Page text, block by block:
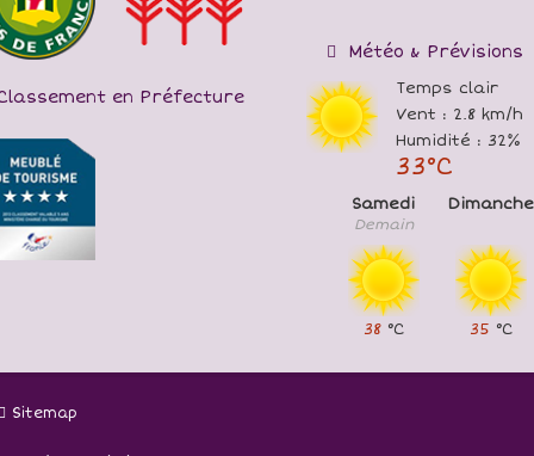
en Préfecture
Météo & Prévisions
Temps clair
Vent : 2.8 km/h
Humidité : 32%
33°C
Samedi
Demain
38 °C
Dimanche
35 °C
Sitemap